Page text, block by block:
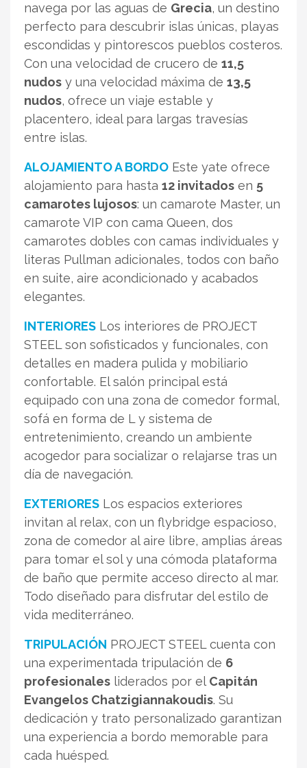
navega por las aguas de Grecia, un destino
perfecto para descubrir islas únicas, playas
escondidas y pintorescos pueblos costeros.
Con una velocidad de crucero de 11,5
nudos y una velocidad máxima de 13,5
nudos, ofrece un viaje estable y
placentero, ideal para largas travesías
entre islas.
ALOJAMIENTO A BORDO Este yate ofrece
alojamiento para hasta 12 invitados en 5
camarotes lujosos: un camarote Master, un
camarote VIP con cama Queen, dos
camarotes dobles con camas individuales y
literas Pullman adicionales, todos con baño
en suite, aire acondicionado y acabados
elegantes.
INTERIORES Los interiores de PROJECT
STEEL son sofisticados y funcionales, con
detalles en madera pulida y mobiliario
confortable. El salón principal está
equipado con una zona de comedor formal,
sofá en forma de L y sistema de
entretenimiento, creando un ambiente
acogedor para socializar o relajarse tras un
día de navegación.
EXTERIORES Los espacios exteriores
invitan al relax, con un flybridge espacioso,
zona de comedor al aire libre, amplias áreas
para tomar el sol y una cómoda plataforma
de baño que permite acceso directo al mar.
Todo diseñado para disfrutar del estilo de
vida mediterráneo.
TRIPULACIÓN PROJECT STEEL cuenta con
una experimentada tripulación de 6
profesionales liderados por el Capitán
Evangelos Chatzigiannakoudis. Su
dedicación y trato personalizado garantizan
una experiencia a bordo memorable para
cada huésped.